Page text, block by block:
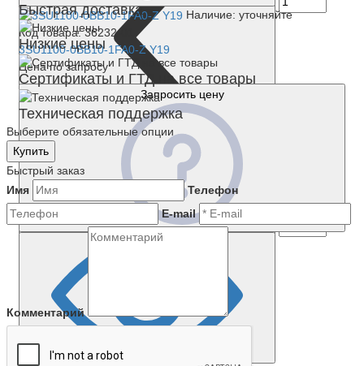
Наличие: уточняйте
Код товара: 36232-01
3SU1100-0BB10-1FA0-Z Y19
Цена по запросу
Запросить цену
Быстрая доставка
Низкие цены
Сертификаты и ГТД на все товары
Техническая поддержка
Выберите обязательные опции
Купить
Быстрый заказ
Имя
Телефон
E-mail
Комментарий